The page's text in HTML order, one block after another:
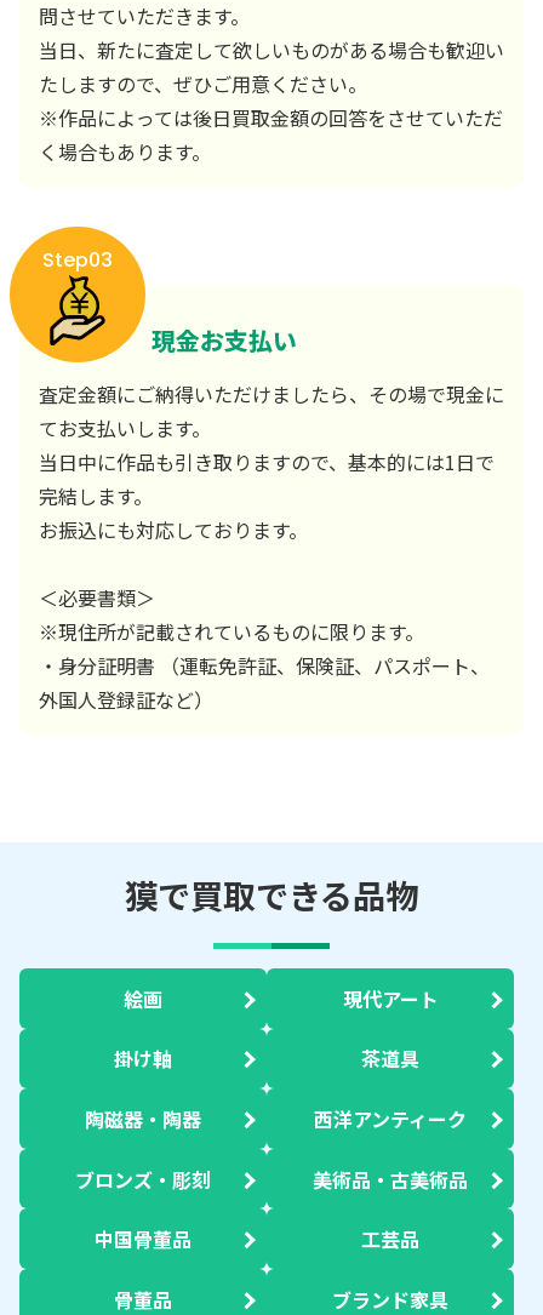
問させていただきます。
当日、新たに査定して欲しいものがある場合も歓迎い
たしますので、ぜひご用意ください。
※作品によっては後日買取金額の回答をさせていただ
く場合もあります。
Step03
現金お支払い
査定金額にご納得いただけましたら、その場で現金に
てお支払いします。
当日中に作品も引き取りますので、基本的には1日で
完結します。
お振込にも対応しております。
＜必要書類＞
※現住所が記載されているものに限ります。
・身分証明書 （運転免許証、保険証、パスポート、
外国人登録証など）
獏で買取できる品物
絵画 現代アート
掛け軸 茶道具
陶磁器・陶器 西洋アンティーク
ブロンズ・彫刻 美術品・古美術品
中国骨董品 工芸品
骨董品 ブランド家具